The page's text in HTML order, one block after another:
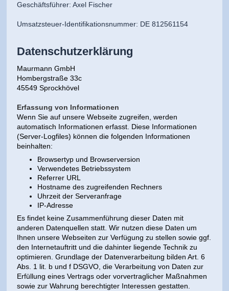
Geschäftsführer: Axel Fischer
Umsatzsteuer-Identifikationsnummer: DE 812561154
Datenschutzerklärung
Maurmann GmbH
Hombergstraße 33c
45549 Sprockhövel
Erfassung von Informationen
Wenn Sie auf unsere Webseite zugreifen, werden
automatisch Informationen erfasst. Diese Informationen
(Server-Logfiles) können die folgenden Informationen
beinhalten:
Browsertyp und Browserversion
Verwendetes Betriebssystem
Referrer URL
Hostname des zugreifenden Rechners
Uhrzeit der Serveranfrage
IP-Adresse
Es findet keine Zusammenführung dieser Daten mit
anderen Datenquellen statt. Wir nutzen diese Daten um
Ihnen unsere Webseiten zur Verfügung zu stellen sowie ggf.
den Internetauftritt und die dahinter liegende Technik zu
optimieren. Grundlage der Datenverarbeitung bilden Art. 6
Abs. 1 lit. b und f DSGVO, die Verarbeitung von Daten zur
Erfüllung eines Vertrags oder vorvertraglicher Maßnahmen
sowie zur Wahrung berechtigter Interessen gestatten.